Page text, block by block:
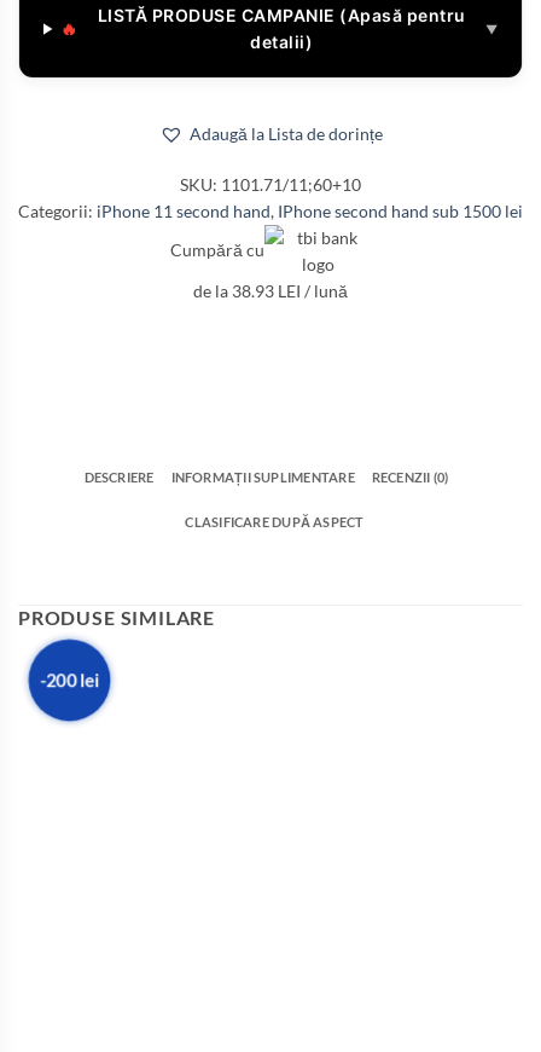
🔥
LISTĂ PRODUSE CAMPANIE (Apasă pentru
detalii)
▼
Adaugă la Lista de dorințe
SKU: 1101.71/11;60+10
Categorii: iPhone 11 second hand, IPhone second hand sub 1500 lei
Cumpără cu
de la 38.93 LEI / lună
DESCRIERE INFORMAȚII SUPLIMENTARE RECENZII (0)
CLASIFICARE DUPĂ ASPECT
PRODUSE SIMILARE
-200 lei